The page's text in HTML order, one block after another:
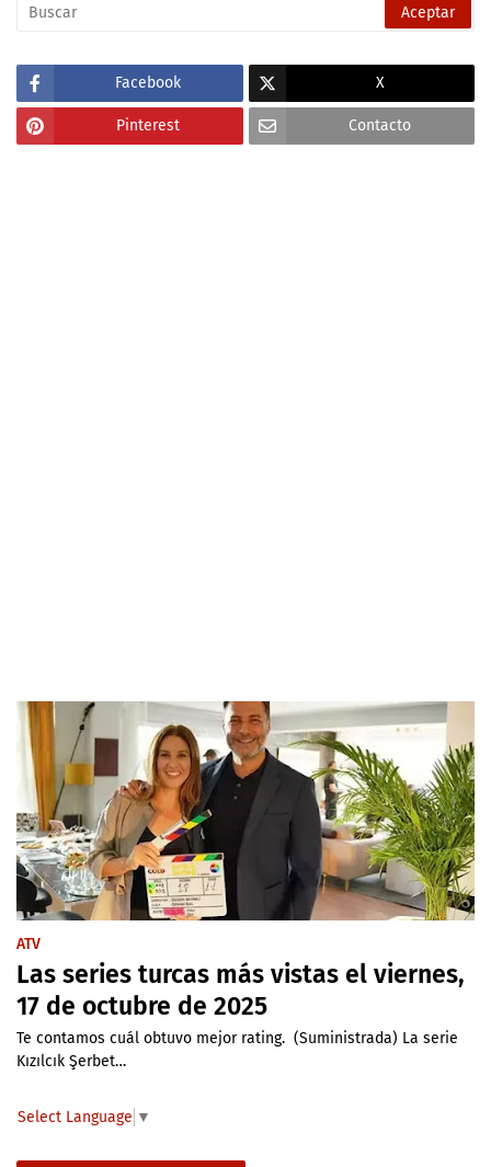
Facebook X
Pinterest Contacto
ATV
Las series turcas más vistas el viernes,
17 de octubre de 2025
Te contamos cuál obtuvo mejor rating. (Suministrada) La serie
Kızılcık Şerbet…
Select Language ▼